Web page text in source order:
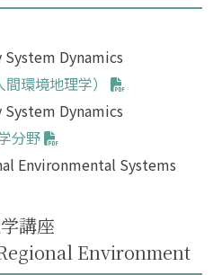
Dynamics
環境地理学）
Dynamics
分野
Environmental Systems
講座
Environment